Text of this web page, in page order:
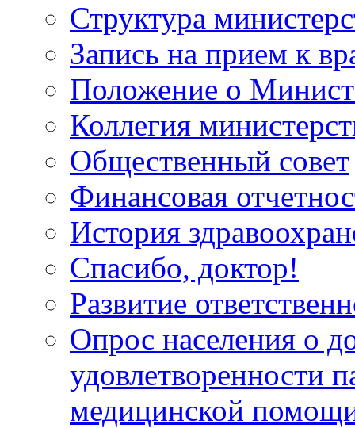
Структура
Запись на прием к
Положение о
Коллегия
Общественный совет
Финансовая
История
Спасибо, доктор!
Развитие
Опрос населения о
удовлетворенности
медицинской